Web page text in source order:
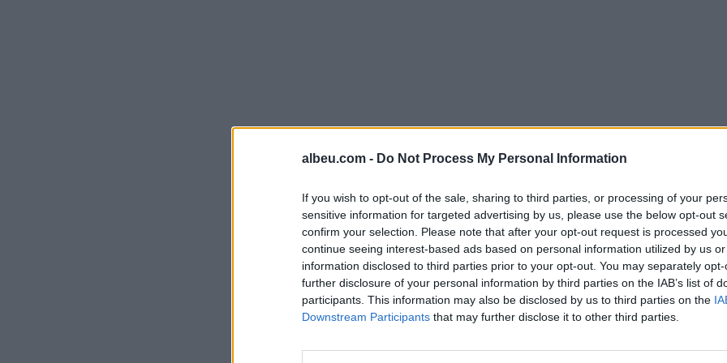
albeu.com - Do Not Process My Personal Information
If you wish to opt-out of the sale, sharing to third parties, or processing of your
sensitive information for targeted advertising by us, please use the below opt-out
confirm your selection. Please note that after your opt-out request is processed
continue seeing interest-based ads based on personal information utilized by us
information disclosed to third parties prior to your opt-out. You may separately
further disclosure of your personal information by third parties on the IAB’s list of
participants. This information may also be disclosed by us to third parties on the
Downstream Participants that may further disclose it to other third parties.